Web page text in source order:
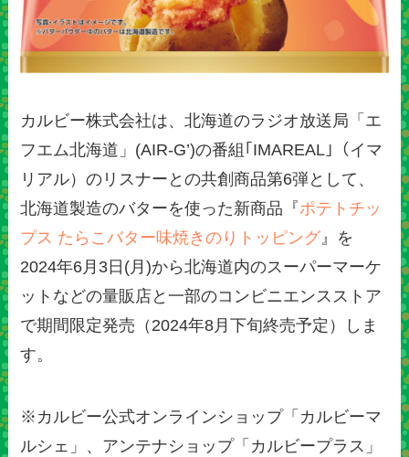
カルビー株式会社は、北海道のラジオ放送局「エ
フエム北海道」(AIR-G’)の番組｢IMAREAL｣（イマ
リアル）のリスナーとの共創商品第6弾として、
北海道製造のバターを使った新商品『ポテトチッ
プス たらこバター味焼きのりトッピング』を
2024年6月3日(月)から北海道内のスーパーマーケ
ットなどの量販店と一部のコンビニエンスストア
で期間限定発売（2024年8月下旬終売予定）しま
す。
※カルビー公式オンラインショップ「カルビーマ
ルシェ」、アンテナショップ「カルビープラス」